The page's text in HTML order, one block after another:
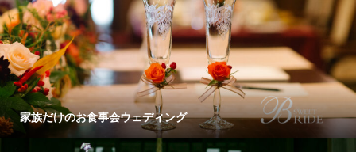
家族だけのお食事会ウェディング